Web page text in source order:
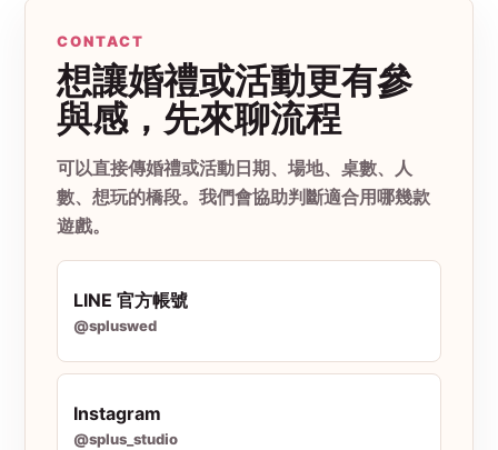
CONTACT
想讓婚禮或活動更有參
與感，先來聊流程
可以直接傳婚禮或活動日期、場地、桌數、人
數、想玩的橋段。我們會協助判斷適合用哪幾款
遊戲。
LINE 官方帳號
@spluswed
Instagram
@splus_studio